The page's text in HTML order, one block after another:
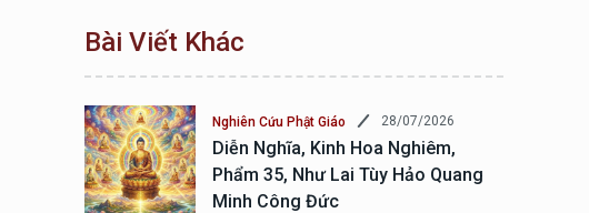
Bài Viết Khác
Nghiên Cứu Phật Giáo 28/07/2026
Diễn Nghĩa, Kinh Hoa Nghiêm,
Phẩm 35, Như Lai Tùy Hảo Quang
Minh Công Đức